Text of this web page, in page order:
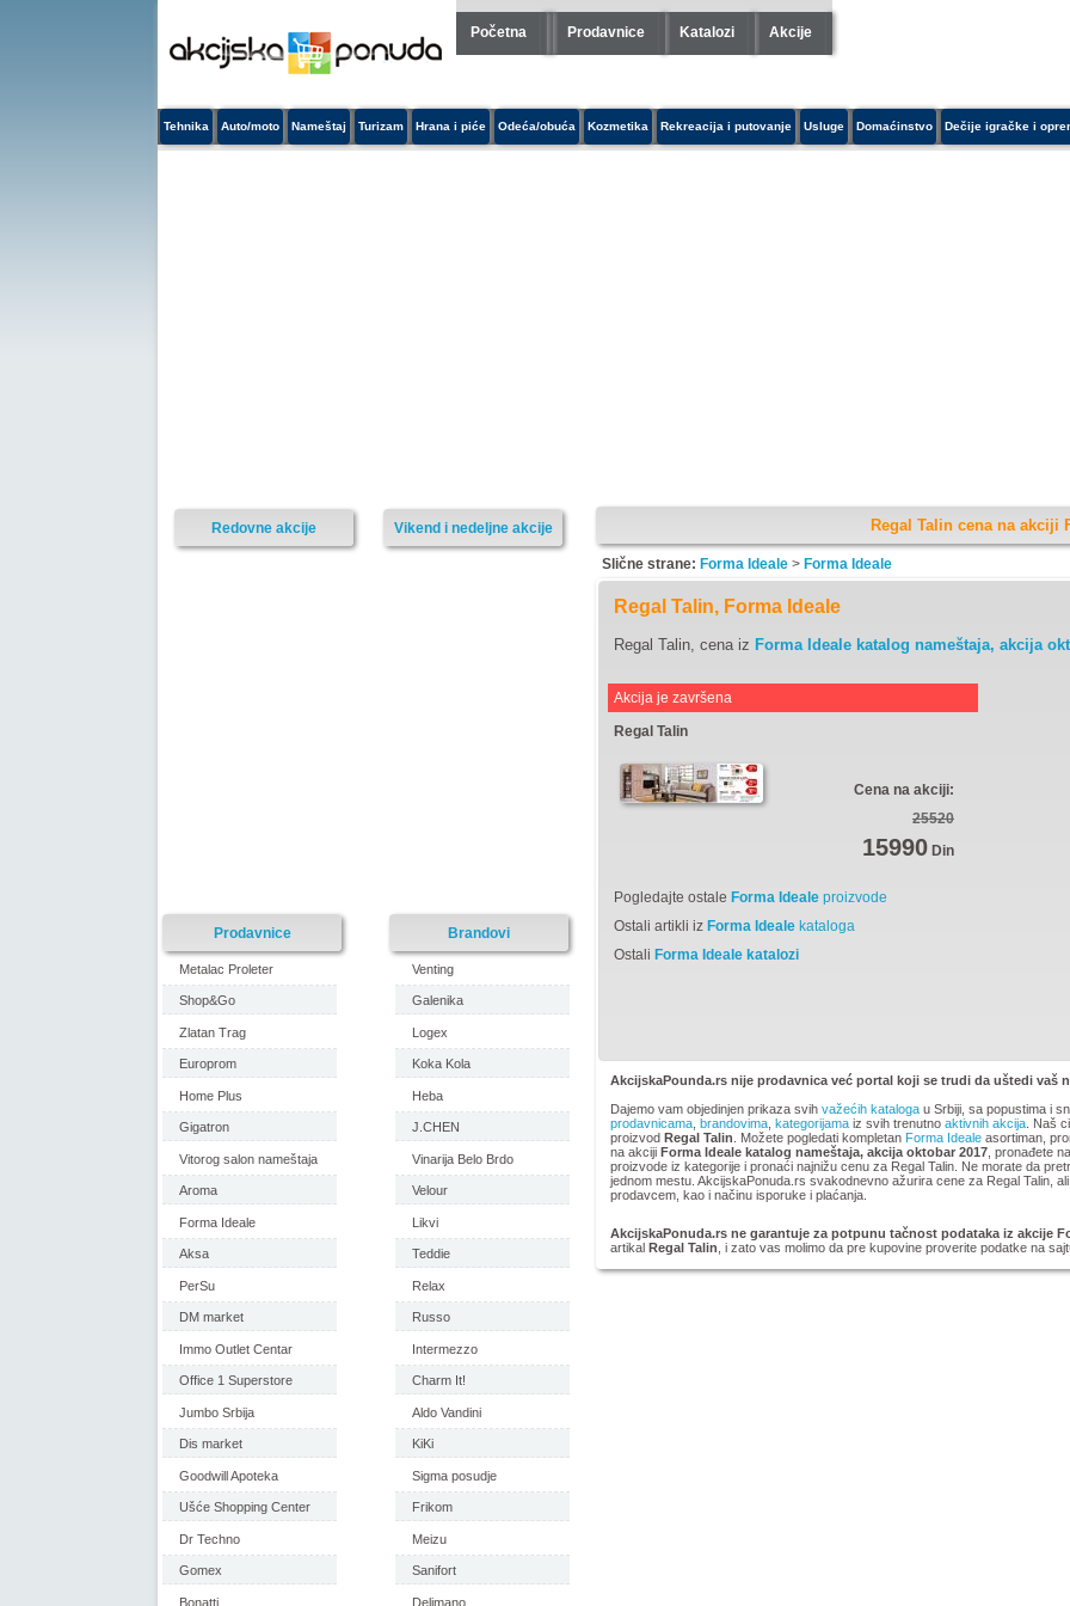
Početna Prodavnice Katalozi Akcije
Tehnika Auto/moto Nameštaj Turizam Hrana i piće Odeća/obuća Kozmetika Rekreacija i putovanje Usluge Domaćinstvo Dečije igračke i
Regal Talin cena na akciji
Slične strane: Forma Ideale > Forma Ideale
Regal Talin, Forma Ideale
Regal Talin, cena iz Forma Ideale katalog nameštaja, akcija
Akcija je završena
Regal Talin
Cena na akciji:
25520
15990 Din
Pogledajte ostale Forma Ideale proizvode
Ostali artikli iz Forma Ideale kataloga
Ostali Forma Ideale katalozi
AkcijskaPounda.rs nije prodavnica već portal koji se trudi da uštedi vaš
Dajemo vam objedinjen prikaza svih važećih kataloga u Srbiji, sa popustima i
prodavnicama brandovima kategorijama iz svih trenutno aktivnih akcija . Naš
proizvod Regal Talin . Možete pogledati kompletan Forma Ideale asortiman,
na akciji Forma Ideale katalog nameštaja, akcija oktobar 2017 , pronađete
proizvode iz kategorije i pronaći najnižu cenu za Regal Talin. Ne morate da
jednom mestu. AkcijskaPonuda.rs svakodnevno ažurira cene za Regal Talin,
prodavcem, kao i načinu isporuke i plaćanja.
AkcijskaPonuda.rs ne garantuje za potpunu tačnost podataka iz akcije
artikal Regal Talin , i zato vas molimo da pre kupovine proverite podatke na
Vikend i nedeljne akcije
Redovne akcije
Prodavnice
Metalac Proleter
Shop&Go
Zlatan Trag
Europrom
Home Plus
Gigatron
Vitorog salon nameštaja
Aroma
Forma Ideale
Aksa
PerSu
DM market
Immo Outlet Centar
Office 1 Superstore
Jumbo Srbija
Dis market
Goodwill Apoteka
Ušće Shopping Center
Dr Techno
Gomex
Bonatti
Brandovi
Venting
Galenika
Logex
Koka Kola
Heba
J.CHEN
Vinarija Belo Brdo
Velour
Likvi
Teddie
Relax
Russo
Intermezzo
Charm It!
Aldo Vandini
KiKi
Sigma posudje
Frikom
Meizu
Sanifort
Delimano